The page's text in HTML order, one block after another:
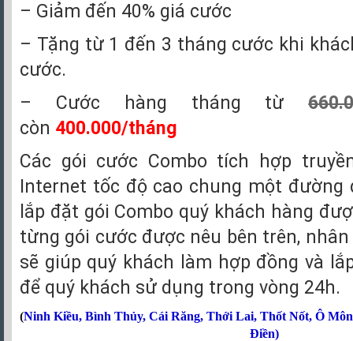
– Giảm đến 40% giá cước
– Tặng từ 1 đến 3 tháng cước khi
cước.
– Cước hàng tháng từ
còn 400.000/tháng
Các gói cước Combo tích hợp
Internet tốc độ cao chung một đường
lắp đặt gói Combo quý khách hàng
từng gói cước được nêu bên trên,
sẽ giúp quý khách làm hợp đồng và
để quý khách sử dụng trong vòng 24h.
(Ninh Kiều, Bình Thủy, Cái Răng, Thới Lai, Thốt Nốt, Ô Môn
Điền)